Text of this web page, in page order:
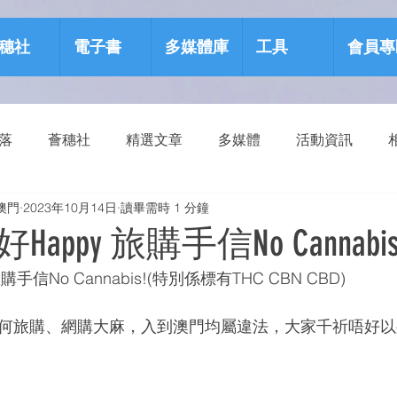
社 電子書 多媒體庫 工具 會員
薈穗社 精選文章 多媒體 活動資訊
包 健康生活
旅購手信No
門 2023年10月14日 讀畢需時 1 分鐘
手信No Cannabis!(特別係標有THC CBN CBD)
旅購、網購大麻，入到澳門均屬違法，大家千祈唔好